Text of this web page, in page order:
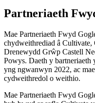
Partneriaeth
Mae Partneriaeth Fwyd
chydweithrediad â
Drenewydd Grŵp Castell
Powys. Daeth y
yng ngwanwyn 2022, ac
cydweithredol o weithio.
Mae Partneriaeth Fwyd